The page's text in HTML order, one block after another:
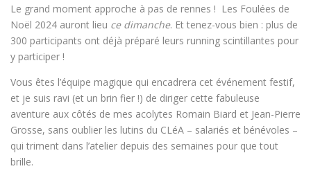
Le grand moment approche à pas de rennes ! Les Foulées de
Noël 2024 auront lieu ce dimanche. Et tenez-vous bien : plus de
300 participants ont déjà préparé leurs running scintillantes pour
y participer !
Vous êtes l’équipe magique qui encadrera cet événement festif,
et je suis ravi (et un brin fier !) de diriger cette fabuleuse
aventure aux côtés de mes acolytes Romain Biard et Jean-Pierre
Grosse, sans oublier les lutins du CLéA – salariés et bénévoles –
qui triment dans l’atelier depuis des semaines pour que tout
brille.